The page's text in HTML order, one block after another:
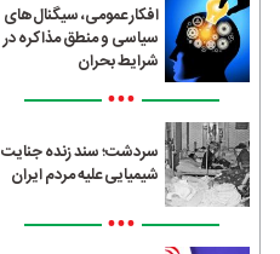
افکار عمومی، سیگنال‌های
سیاسی و منطق مذاکره در
شرایط بحران
•••
سردشت؛ سند زنده جنایت
شیمیایی علیه مردم ایران
•••